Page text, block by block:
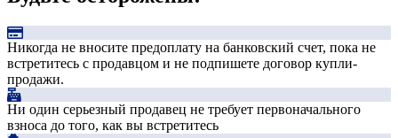
Никогда не вносите предоплату на банковский счет, пока не
встретитесь с продавцом и не подпишете договор купли-
продажи.
Ни один серьезный продавец не требует первоначального
взноса до того, как вы встретитесь